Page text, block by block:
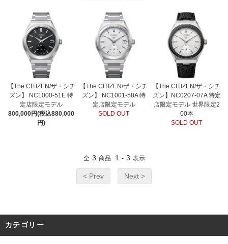
【The CITIZEN/ザ・シチ
ズン】 NC1000-51E 特
定店限定モデル
800,000円(税込880,000
円)
【The CITIZEN/ザ・シチ
ズン】 NC1001-58A 特
定店限定モデル
SOLD OUT
【The CITIZEN/ザ・シチ
ズン】NC0207-07A 特定
店限定モデル 世界限定2
00本
SOLD OUT
全 3 商品 1 - 3 表示
< Prev Next >
カテゴリー